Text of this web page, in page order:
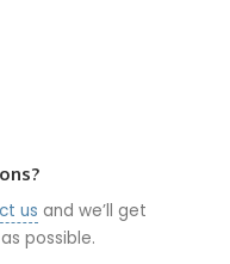
us and we’ll get
possible.